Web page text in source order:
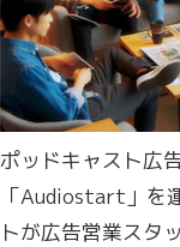
ポッドキャスト広
「Audiostart」を
トが広告営業スタ